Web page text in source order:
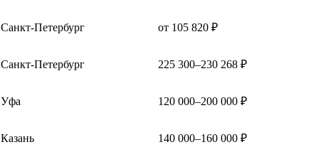
Санкт-Петербург от 105 820 ₽
Санкт-Петербург 225 300–230 268 ₽
Уфа 120 000–200 000 ₽
Казань 140 000–160 000 ₽